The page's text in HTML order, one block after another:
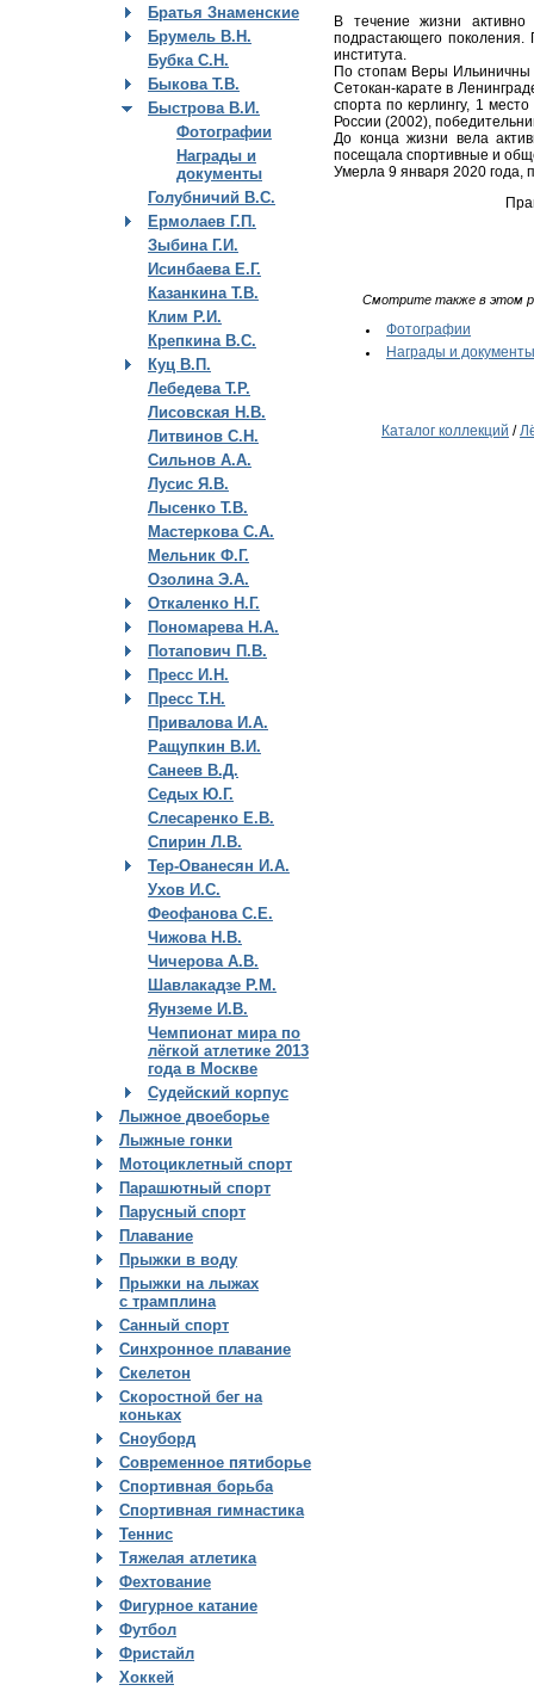
Братья Знаменские
Брумель В.Н.
Бубка С.Н.
Быкова Т.В.
Быстрова В.И.
Фотографии
Награды и
документы
Голубничий В.С.
Ермолаев Г.П.
Зыбина Г.И.
Исинбаева Е.Г.
Казанкина Т.В.
Клим Р.И.
Крепкина В.С.
Куц В.П.
Лебедева Т.Р.
Лисовская Н.В.
Литвинов С.Н.
Сильнов А.А.
Лусис Я.В.
Лысенко Т.В.
Мастеркова С.А.
Мельник Ф.Г.
Озолина Э.А.
Откаленко Н.Г.
Пономарева Н.А.
Потапович П.В.
Пресс И.Н.
Пресс Т.Н.
Привалова И.А.
Ращупкин В.И.
Санеев В.Д.
Седых Ю.Г.
Слесаренко Е.В.
Спирин Л.В.
Тер-Ованесян И.А.
Ухов И.С.
Феофанова С.Е.
Чижова Н.В.
Чичерова А.В.
Шавлакадзе Р.М.
Яунземе И.В.
Чемпионат мира по
лёгкой атлетике 2013
года в Москве
Судейский корпус
Лыжное двоеборье
Лыжные гонки
Мотоциклетный спорт
Парашютный спорт
Парусный спорт
Плавание
Прыжки в воду
Прыжки на лыжах
с трамплина
Санный спорт
Синхронное плавание
Скелетон
Скоростной бег на
коньках
Сноуборд
Современное пятиборье
Спортивная борьба
Спортивная гимнастика
Теннис
Тяжелая атлетика
Фехтование
Фигурное катание
Футбол
Фристайл
Хоккей
В течение жизни
подрастающего поколения.
института.
По стопам Веры Ильиничны
Сетокан-карате в
спорта по керлингу, 1
России (2002),
До конца жизни вела
посещала спортивные и
Умерла 9 января 2020 года,
Смотрите также в этом
Фотографии
Награды и документы
Каталог коллекций /